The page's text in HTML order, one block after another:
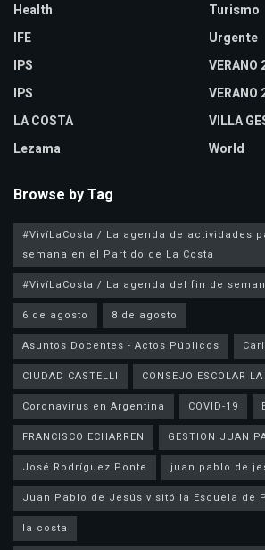
Health
IFE
IPS
IPS
LA COSTA
Lezama
Turismo
Urgente
VERANO
VERANO
VILLA
World
Browse by Tag
#VivíLaCosta / La agenda de actividades
semana en el Partido de La Costa
#VivíLaCosta / La agenda del fin de
6 de agosto
8 de agosto
Asuntos Docentes - Actos Públicos
CIUDAD CASTELLI
CONSEJO ESCOLAR
Coronavirus en Argentina
COVID-19
FRANCISCO ECHARREN
GESTION JUAN
José Rodríguez Ponte
juan pablo de
la costa